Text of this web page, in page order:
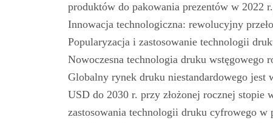
produktów do pakowania prezentów w 2022
Innowacja technologiczna: rewolucyjny
Popularyzacja i zastosowanie technologii
Nowoczesna technologia druku wstęgowego
Globalny rynek druku niestandardowego
USD do 2030 r. przy złożonej rocznej stopie
zastosowania technologii druku cyfrowego w